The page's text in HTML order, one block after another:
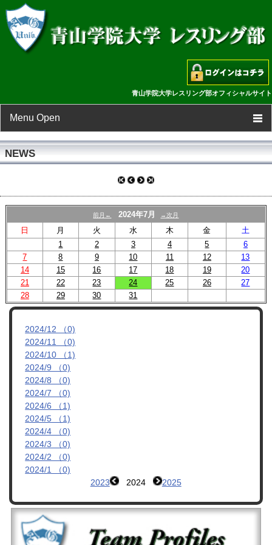
青山学院大学レスリング部オフィシャルサイト
Menu Open
TOP
スケジュール
選手一覧
フォトギャラリー
管理者ブログ
OBへのお知らせ
リンク集
NEWS
前月← 2024年7月 →次月
日 月 火 水 木 金
土
1
2 3 4 5
6
7
8 9 10 11 12
13
14
15 16 17 18 19
20
21
22 23 24 25 26
27
28
29 30 31
2024/12 （0)
2024/11 （0)
2024/10 （1)
2024/9 （0)
2024/8 （0)
2024/7 （0)
2024/6 （1)
2024/5 （1)
2024/4 （0)
2024/3 （0)
2024/2 （0)
2024/1 （0)
2023
2024 2025